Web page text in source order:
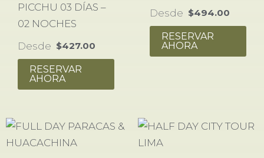
PICCHU 03 DÍAS –
02 NOCHES
Desde $427.00
RESERVAR
AHORA
Desde $494.00
RESERVAR
AHORA